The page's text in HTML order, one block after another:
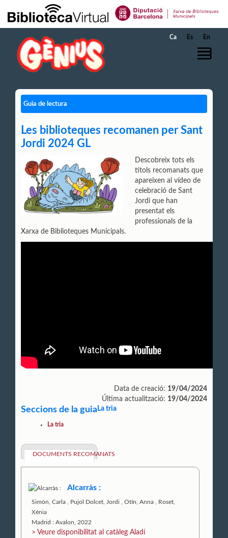
Salta al contingut principal
Ca Es En
Guia de lectura
Les biblioteques recomanen per Sant
Jordi 2024 GL
Descobreix tots els
títols recomanats que
apareixen al vídeo de
celebració de Sant
Jordi que han
presentat els
professionals de la
Xarxa de Biblioteques Municipals.
Data de creació: 19/04/2024
Última actualització: 19/04/2024
Seccions de la guia
La tria
La tria
DOCUMENTS RECOMANATS
Alcarràs :
Simón, Carla Pujol Dolcet, Jordi ,Otín, Anna
Roset,
Xènia
Madrid : Avalon, 2022
> Veure disponibilitat al catàleg Aladí